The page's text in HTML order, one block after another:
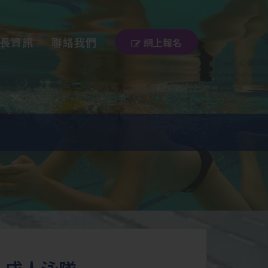
資訊 聯絡我們 網上報名